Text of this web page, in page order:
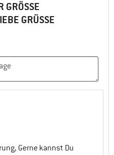
E
GRÜSSE
Gerne kannst Du